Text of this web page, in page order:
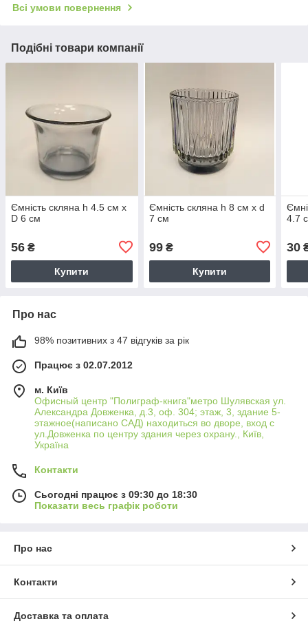
Всі умови повернення
Подібні товари компанії
Ємність скляна h 4.5 см х
D 6 см
56 ₴
Купити
Ємність скляна h 8 см х d
7 см
99₴
Купити
4.7
30
Про нас
98% позитивних з 47 відгуків за рік
Працює з 02.07.2012
м. Київ
Офисный центр "Полиграф-книга"метро Шулявская ул.
Александра Довженка, д.3, оф. 304; этаж, 3, здание 5-
этажное(написано САД) находиться во дворе, вход с
ул.Довженка по центру здания через охрану., Київ,
Україна
Контакти
Сьогодні працює з 09:30 до 18:30
Показати весь графік роботи
Про нас
Контакти
Доставка та оплата